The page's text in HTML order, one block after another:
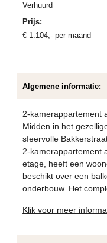
verhuurd
Prijs:
€ 1.104,- per maand
Algemene informatie:
2-kamerappartement
Midden in het
sfeervolle
2-kamerappartement
etage, heeft een
beschikt over een
onderbouw. Het
Klik voor meer